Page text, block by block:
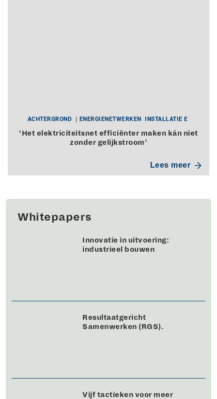
ACHTERGROND ENERGIENETWERKEN INSTALLATIE E
‘Het elektriciteitsnet efficiënter maken kán niet
zonder gelijkstroom’
Lees meer
Whitepapers
Innovatie in uitvoering:
industrieel bouwen
Resultaatgericht
Samenwerken (RGS).
Vijf tactieken voor meer